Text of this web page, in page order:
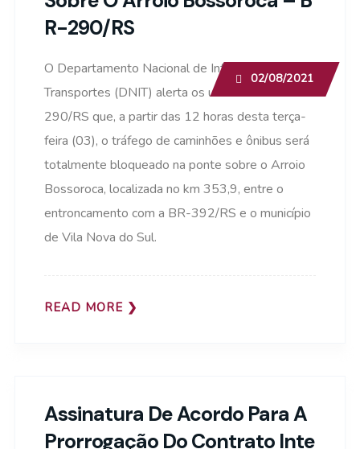
R-290/RS
02/08/2021
O Departamento Nacional de Infraestrutura de
Transportes (DNIT) alerta os usuários da BR-
290/RS que, a partir das 12 horas desta terça-
feira (03), o tráfego de caminhões e ônibus será
totalmente bloqueado na ponte sobre o Arroio
Bossoroca, localizada no km 353,9, entre o
entroncamento com a BR-392/RS e o município
de Vila Nova do Sul.
READ MORE
Assinatura De Acordo Para A
Prorrogação Do Contrato Inte